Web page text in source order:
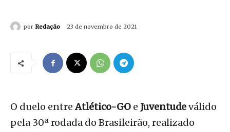
por Redação 23 de novembro de 2021
O duelo entreAtlético-GO e Juventudeválido
pela 30ª rodada do Brasileirão, realizado